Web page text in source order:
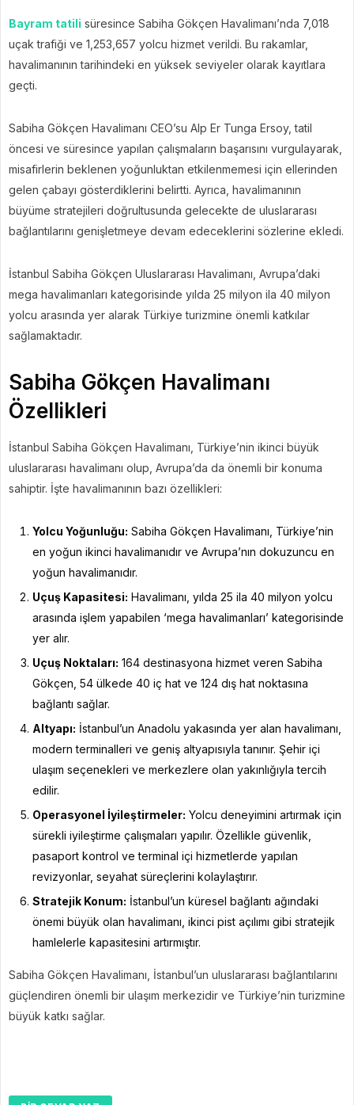
Bayram tatili süresince Sabiha Gökçen Havalimanı’nda 7,018
uçak trafiği ve 1,253,657 yolcu hizmet verildi. Bu rakamlar,
havalimanının tarihindeki en yüksek seviyeler olarak kayıtlara
geçti.
Sabiha Gökçen Havalimanı CEO’su Alp Er Tunga Ersoy, tatil
öncesi ve süresince yapılan çalışmaların başarısını vurgulayarak,
misafirlerin beklenen yoğunluktan etkilenmemesi için ellerinden
gelen çabayı gösterdiklerini belirtti. Ayrıca, havalimanının
büyüme stratejileri doğrultusunda gelecekte de uluslararası
bağlantılarını genişletmeye devam edeceklerini sözlerine ekledi.
İstanbul Sabiha Gökçen Uluslararası Havalimanı, Avrupa’daki
mega havalimanları kategorisinde yılda 25 milyon ila 40 milyon
yolcu arasında yer alarak Türkiye turizmine önemli katkılar
sağlamaktadır.
Sabiha Gökçen Havalimanı
Özellikleri
İstanbul Sabiha Gökçen Havalimanı, Türkiye’nin ikinci büyük
uluslararası havalimanı olup, Avrupa’da da önemli bir konuma
sahiptir. İşte havalimanının bazı özellikleri:
Yolcu Yoğunluğu: Sabiha Gökçen Havalimanı, Türkiye’nin
en yoğun ikinci havalimanıdır ve Avrupa’nın dokuzuncu en
yoğun havalimanıdır.
Uçuş Kapasitesi: Havalimanı, yılda 25 ila 40 milyon yolcu
arasında işlem yapabilen ‘mega havalimanları’ kategorisinde
yer alır.
Uçuş Noktaları: 164 destinasyona hizmet veren Sabiha
Gökçen, 54 ülkede 40 iç hat ve 124 dış hat noktasına
bağlantı sağlar.
Altyapı: İstanbul’un Anadolu yakasında yer alan havalimanı,
modern terminalleri ve geniş altyapısıyla tanınır. Şehir içi
ulaşım seçenekleri ve merkezlere olan yakınlığıyla tercih
edilir.
Operasyonel İyileştirmeler: Yolcu deneyimini artırmak için
sürekli iyileştirme çalışmaları yapılır. Özellikle güvenlik,
pasaport kontrol ve terminal içi hizmetlerde yapılan
revizyonlar, seyahat süreçlerini kolaylaştırır.
Stratejik Konum: İstanbul’un küresel bağlantı ağındaki
önemi büyük olan havalimanı, ikinci pist açılımı gibi stratejik
hamlelerle kapasitesini artırmıştır.
Sabiha Gökçen Havalimanı, İstanbul’un uluslararası bağlantılarını
güçlendiren önemli bir ulaşım merkezidir ve Türkiye’nin turizmine
büyük katkı sağlar.